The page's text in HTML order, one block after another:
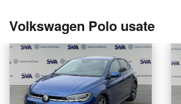
Volkswagen Polo usate